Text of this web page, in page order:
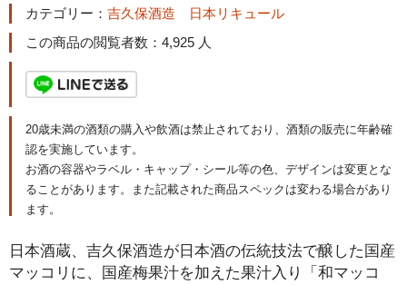
カテゴリー： 吉久保酒造
日本リキュール
この商品の閲覧者数：4,925 人
20歳未満の酒類の購入や飲酒は禁止されており、酒類の販売に年齢確
認を実施しています。
お酒の容器やラベル・キャップ・シール等の色、デザインは変更とな
ることがあります。また記載された商品スペックは変わる場合があり
ます。
日本酒蔵、吉久保酒造が日本酒の伝統技法で醸した国産
マッコリに、国産梅果汁を加えた果汁入り「和マッコ